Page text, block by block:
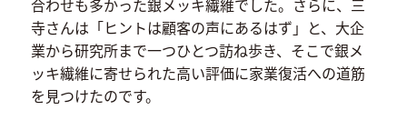
合わせも多かった銀メッキ繊維でした。さらに、三
寺さんは「ヒントは顧客の声にあるはず」と、大企
業から研究所まで一つひとつ訪ね歩き、そこで銀メ
ッキ繊維に寄せられた高い評価に家業復活への道筋
を見つけたのです。